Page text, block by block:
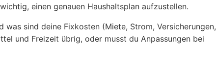
einen genauen Haushaltsplan aufzustellen.
sind deine Fixkosten (Miete, Strom, Versicherungen,
und Freizeit übrig, oder musst du Anpassungen bei